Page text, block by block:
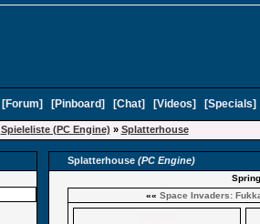
[Forum] [Pinboard] [Chat] [Videos] [Specials
Spieleliste (PC Engine) » Splatterhouse
Splatterhouse (PC Engine)
«« Space Invaders: